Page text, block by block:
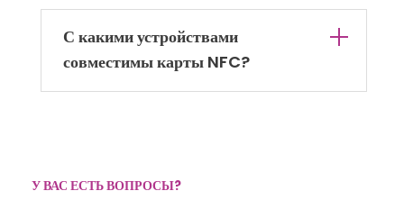
С какими устройствами
совместимы карты NFC?
У ВАС ЕСТЬ ВОПРОСЫ?